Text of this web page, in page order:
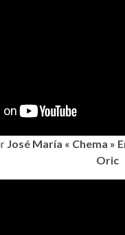
José María « Chema »
Oric